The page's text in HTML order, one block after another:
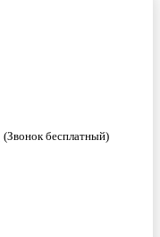
(Звонок бесплатный)